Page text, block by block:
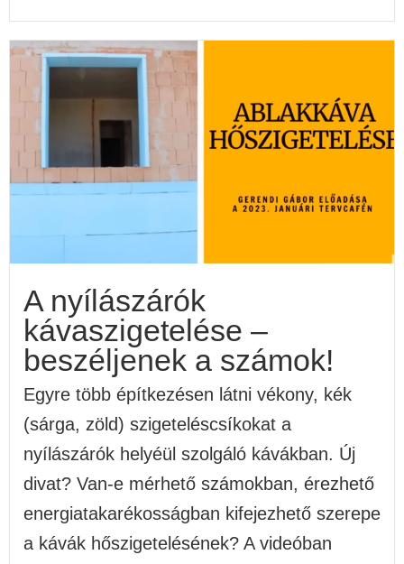
A nyílászárók
kávaszigetelése –
beszéljenek a számok!
Egyre több építkezésen látni vékony, kék
(sárga, zöld) szigeteléscsíkokat a
nyílászárók helyéül szolgáló kávákban. Új
divat? Van-e mérhető számokban, érezhető
energiatakarékosságban kifejezhető szerepe
a kávák hőszigetelésének? A videóban